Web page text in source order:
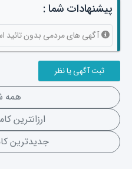
پیشنهادات شما :
آگهی های مردمی بدون
ثبت آگهی یا نظر
همه
ارزانترین
جدیدترین